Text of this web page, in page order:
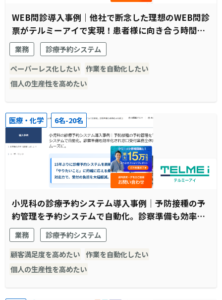
WEB問診導入事例｜他社で断念した理想のWEB問診
票がテルミーアイで実現！患者様に向き合う時間の
創出に成功
業務
診療予約システム
ペーパーレス化したい 作業を自動化したい
個人の生産性を高めたい
医療・化学 6名-20名
小児科の診療予約システム導入事例｜予防接種の予
約管理を予約システムで自動化。診察準備も効率化
され窓口受付業務全体がスムーズに。
業務
診療予約システム
顧客満足度を高めたい 作業を自動化したい
個人の生産性を高めたい